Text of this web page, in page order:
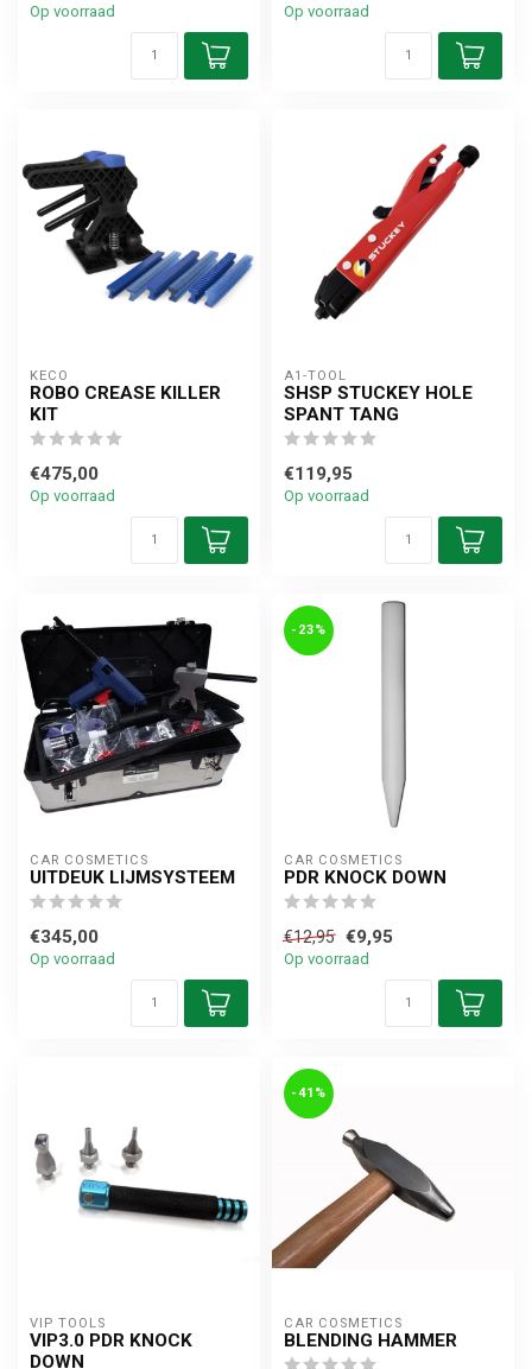
Op voorraad Op voorraad
KECO
ROBO CREASE KILLER
KIT
€475,00
Op voorraad
A1-TOOL
SHSP STUCKEY HOLE
SPANT TANG
€119,95
Op voorraad
CAR COSMETICS
UITDEUK LIJMSYSTEEM
€345,00
Op voorraad
-23%
CAR COSMETICS
PDR KNOCK DOWN
€12,95 €9,95
Op voorraad
VIP TOOLS
VIP3.0 PDR KNOCK
DOWN
-41%
CAR COSMETICS
BLENDING HAMMER